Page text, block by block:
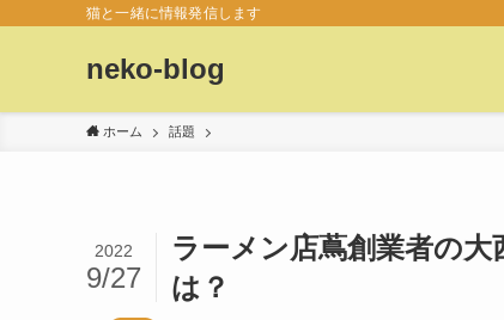
猫と一緒に情報発信します
neko-blog
ホーム 話題
ラーメン店蔦創業者の大
は？
2022
9/27